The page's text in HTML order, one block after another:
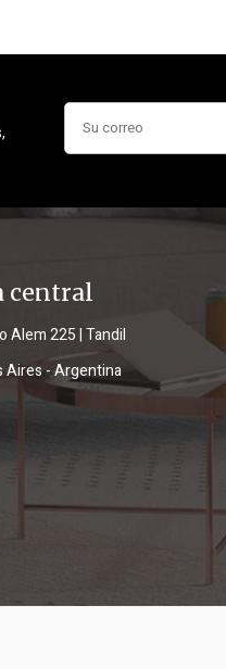
central
Alem 225 | Tandil
Aires - Argentina